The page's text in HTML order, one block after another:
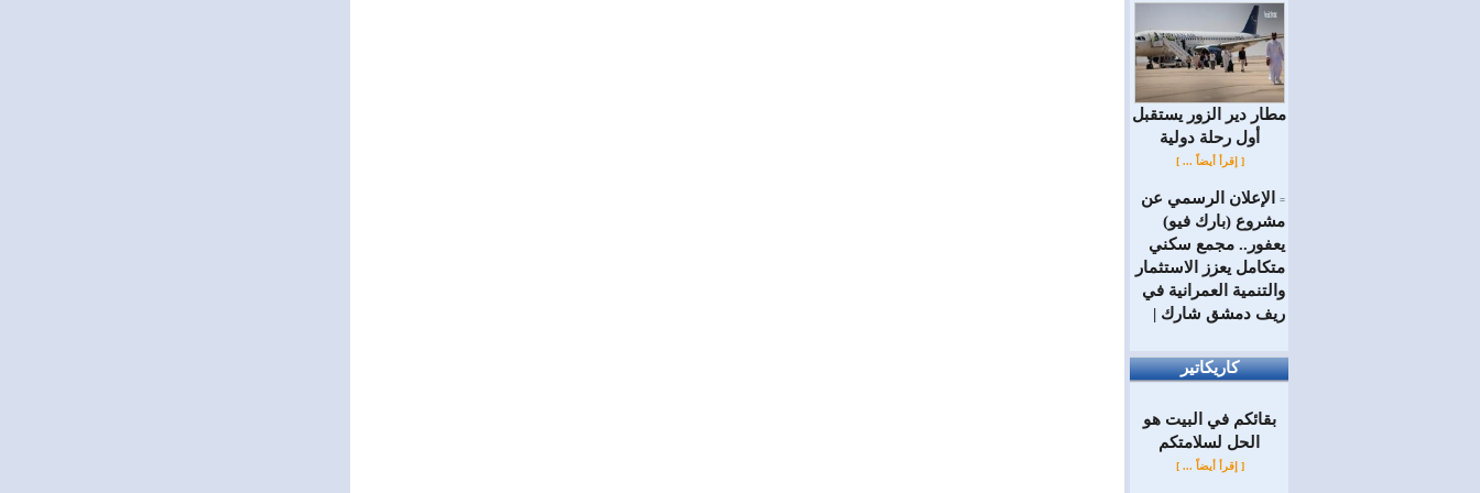
مطار دير الزور يستقبل
أول رحلة دولية
[ إقرأ أيضاً ... ]
=
الإعلان الرسمي عن
مشروع (بارك فيو)
يعفور.. مجمع سكني
متكامل يعزز الاستثمار
والتنمية العمرانية في
ريف دمشق شارك |
كاريكاتير
بقائكم في البيت هو
الحل لسلامتكم
[ إقرأ أيضاً ... ]